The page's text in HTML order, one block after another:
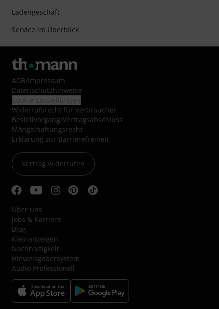
Ladengeschäft
Service im Überblick
AGB/Impressum
Datenschutzhinweise
Widerrufsrecht für Verbraucher
Bestellvorgang/Vertragsabschluss
Mängelhaftungsrecht
Erklärung zur Barrierefreiheit
Vertrag widerrufen
Über uns
Jobs & Karriere
Blog
Kleinanzeigen
Nachhaltigkeit
Hinweisgebersystem
Audio Professionell